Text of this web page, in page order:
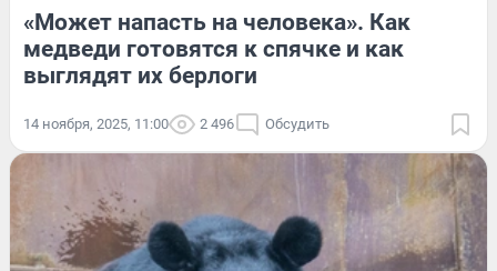
«Может напасть на человека». Как
медведи готовятся к спячке и как
выглядят их берлоги
14 ноября, 2025, 11:00 2 496 Обсудить